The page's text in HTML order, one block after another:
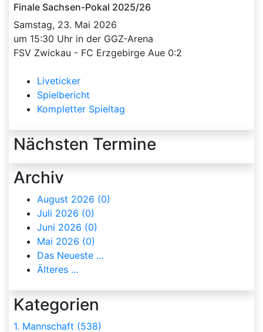
Finale Sachsen-Pokal 2025/26
Samstag, 23. Mai 2026
um 15:30 Uhr in der GGZ-Arena
FSV Zwickau - FC Erzgebirge Aue 0:2
Liveticker
Spielbericht
Kompletter Spieltag
Nächsten Termine
Archiv
August 2026 (0)
Juli 2026 (0)
Juni 2026 (0)
Mai 2026 (0)
Das Neueste ...
Älteres ...
Kategorien
1. Mannschaft (538)